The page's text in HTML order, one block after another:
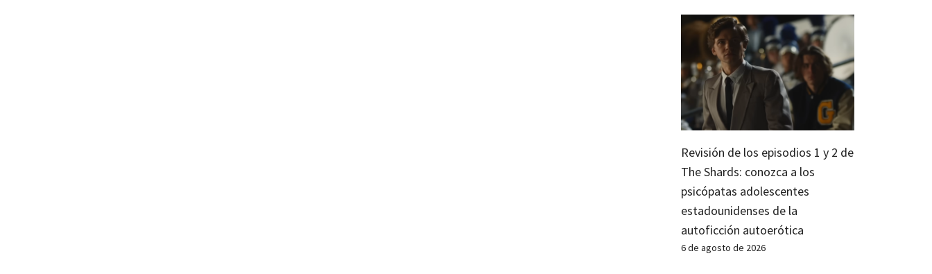
Revisión de los episodios 1 y 2 de
The Shards: conozca a los
psicópatas adolescentes
estadounidenses de la
autoficción autoerótica
6 de agosto de 2026